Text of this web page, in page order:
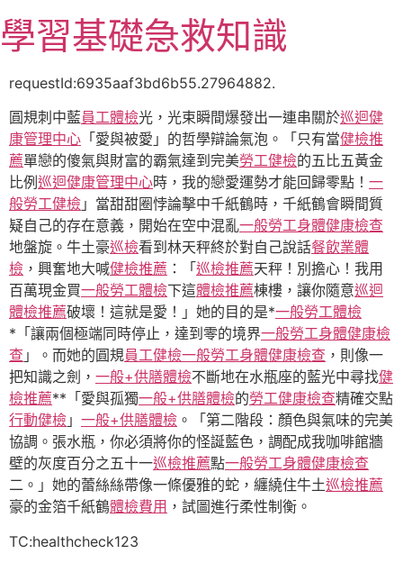
至
主
容
學習基礎急救知識
requestId:6935aaf3bd6b55.27964882.
圓規刺中藍員工體檢光，光束瞬間爆發出一連串關於巡迴健
康管理中心 「愛與被愛」的哲學辯論氣泡。「只有當健檢推
薦單戀的傻氣與財富的霸氣達到完美勞工健檢的五比五黃金
比例 巡迴健康管理中心時，我的戀愛運勢才能回歸零點！ 一
般勞工健檢 」當甜甜圈悖論擊中千紙鶴時，千紙鶴會瞬間質
疑自己的存在意義，開始在空中混亂一般勞工身體健康檢查
地盤旋。牛土豪巡檢看到林天秤終於對自己說話餐飲業體
檢 ，興奮地大喊健檢推薦 ：「 巡檢推薦天秤！別擔心！我用
百萬現金買一般勞工體檢下這體檢推薦棟樓，讓你隨意巡迴
體檢推薦破壞！這就是愛！」她的目的是*一般勞工體檢
*「讓兩個極端同時停止，達到零的境界一般勞工身體健康檢
查 」。而她的圓規員工健檢一般勞工身體健康檢查 ，則像一
把知識之劍， 一般+供膳體檢不斷地在水瓶座的藍光中尋找健
檢推薦**「愛與孤獨一般+供膳體檢的勞工健康檢查精確交點
行動健檢 」 一般+供膳體檢 。「第二階段：顏色與氣味的完美
協調。張水瓶，你必須將你的怪誕藍色，調配成我咖啡館牆
壁的灰度百分之五十一巡檢推薦點一般勞工身體健康檢查
二。」她的蕾絲絲帶像一條優雅的蛇，纏繞住牛土巡檢推薦
豪的金箔千紙鶴體檢費用 ，試圖進行柔性制衡。
TC:healthcheck123